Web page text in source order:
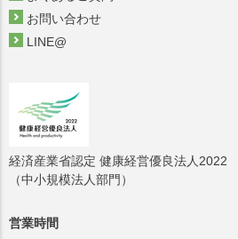
お問い合わせ
LINE@
経済産業省認定 健康経営優良法人2022
（中小規模法人部門）
営業時間